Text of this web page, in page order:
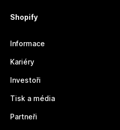
Shopify
Informace
Kariéry
Investoři
Tisk a média
Partneři